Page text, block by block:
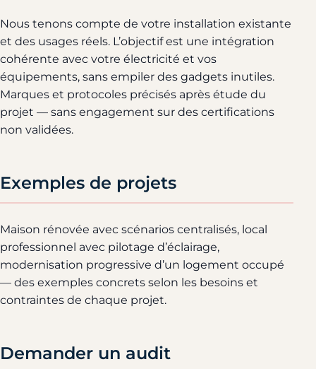
Nous tenons compte de votre installation existante
et des usages réels. L’objectif est une intégration
cohérente avec votre électricité et vos
équipements, sans empiler des gadgets inutiles.
Marques et protocoles précisés après étude du
projet — sans engagement sur des certifications
non validées.
Exemples de projets
Maison rénovée avec scénarios centralisés, local
professionnel avec pilotage d’éclairage,
modernisation progressive d’un logement occupé
— des exemples concrets selon les besoins et
contraintes de chaque projet.
Demander un audit